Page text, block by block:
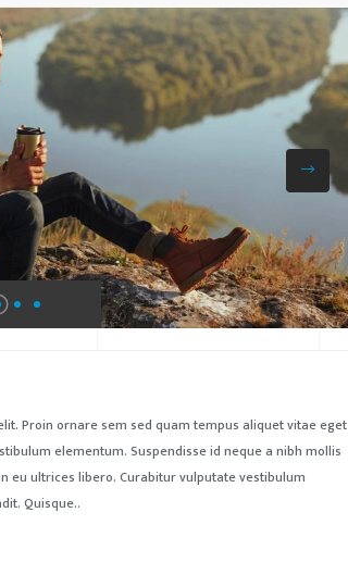
Proin ornare sem sed quam tempus aliquet vitae eget
elementum. Suspendisse id neque a nibh mollis
eu ultrices libero. Curabitur vulputate vestibulum
Quisque..